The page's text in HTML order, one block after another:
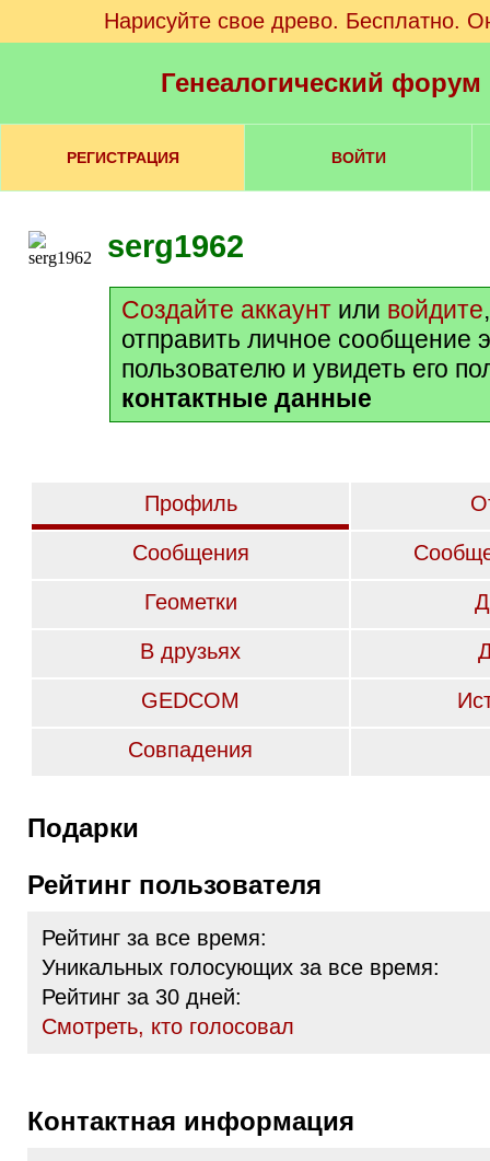
Нарисуйте свое древо. Бесплатно.
Генеалогический
РЕГИСТРАЦИЯ ВОЙТИ
serg1962
Создайте аккаунт или войдите
отправить личное сообщение
пользователю и увидеть его
контактные данные
Профиль
Сообщения
Геометки
В друзьях
GEDCOM
Совпадения
Подарки
Рейтинг пользователя
Рейтинг за все время:
Уникальных голосующих за все время:
Рейтинг за 30 дней:
Cмотреть, кто голосовал
Контактная информация